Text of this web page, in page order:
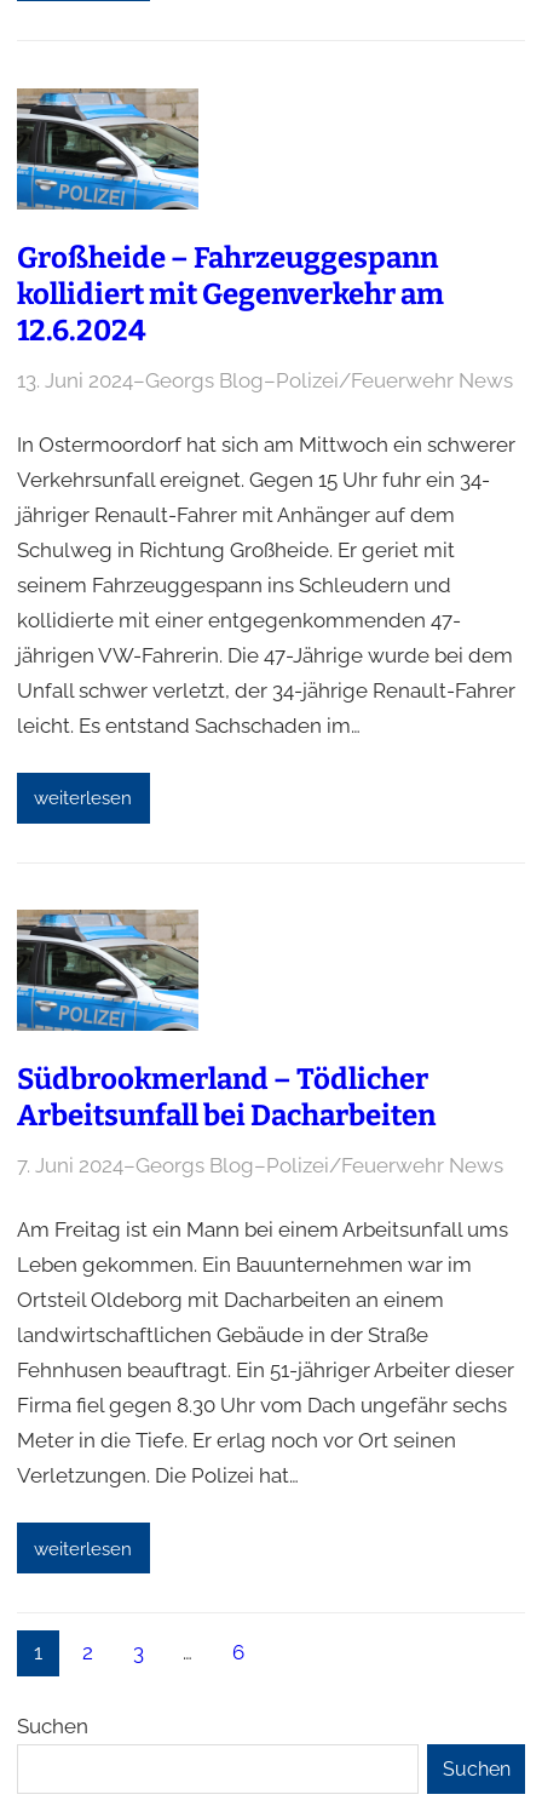
Großheide – Fahrzeuggespann
kollidiert mit Gegenverkehr am
12.6.2024
13. Juni 2024–Georgs Blog–Polizei/Feuerwehr News
In Ostermoordorf hat sich am Mittwoch ein schwerer
Verkehrsunfall ereignet. Gegen 15 Uhr fuhr ein 34-
jähriger Renault-Fahrer mit Anhänger auf dem
Schulweg in Richtung Großheide. Er geriet mit
seinem Fahrzeuggespann ins Schleudern und
kollidierte mit einer entgegenkommenden 47-
jährigen VW-Fahrerin. Die 47-Jährige wurde bei dem
Unfall schwer verletzt, der 34-jährige Renault-Fahrer
leicht. Es entstand Sachschaden im…
weiterlesen
Südbrookmerland – Tödlicher
Arbeitsunfall bei Dacharbeiten
7. Juni 2024–Georgs Blog–Polizei/Feuerwehr News
Am Freitag ist ein Mann bei einem Arbeitsunfall ums
Leben gekommen. Ein Bauunternehmen war im
Ortsteil Oldeborg mit Dacharbeiten an einem
landwirtschaftlichen Gebäude in der Straße
Fehnhusen beauftragt. Ein 51-jähriger Arbeiter dieser
Firma fiel gegen 8.30 Uhr vom Dach ungefähr sechs
Meter in die Tiefe. Er erlag noch vor Ort seinen
Verletzungen. Die Polizei hat…
weiterlesen
1 2 3 … 6
Suchen
Suchen